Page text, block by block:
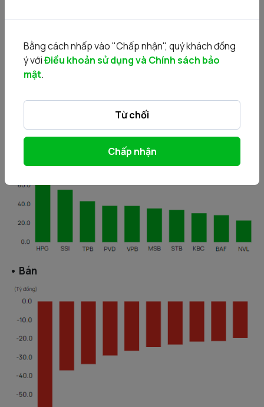
Giao dịch khối ngoại
• Mua
• Bán
Bằng cách nhấp vào "Chấp nhận", quý khách đồng
ý vớiĐiều khoản sử dụng và Chính sách bảo
mật.
Từ chối
Chấp nhận